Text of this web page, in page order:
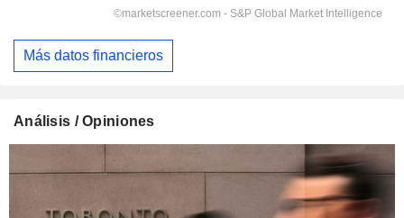
Más datos financieros
Análisis / Opiniones